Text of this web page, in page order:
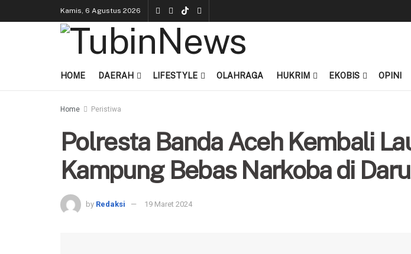
Kamis, 6 Agustus 2026
HOME DAERAH LIFESTYLE OLAHRAGA HUKRIM EKOBIS OPINI
Home Peristiwa
Polresta Banda Aceh Kembali
Kampung Bebas Narkoba di
by Redaksi 19 Maret 2024